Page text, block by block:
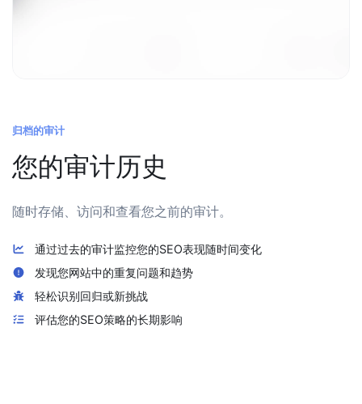
归档的审计
您的审计历史
随时存储、访问和查看您之前的审计。
通过过去的审计监控您的SEO表现随时间变化
发现您网站中的重复问题和趋势
轻松识别回归或新挑战
评估您的SEO策略的长期影响